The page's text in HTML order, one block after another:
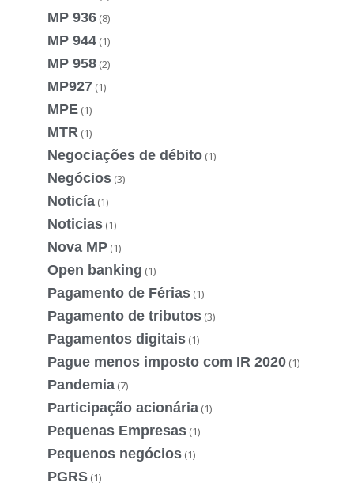
MP 936 (8)
MP 944 (1)
MP 958 (2)
MP927 (1)
MPE (1)
MTR (1)
Negociações de débito (1)
Negócios (3)
Noticía (1)
Noticias (1)
Nova MP (1)
Open banking (1)
Pagamento de Férias (1)
Pagamento de tributos (3)
Pagamentos digitais (1)
Pague menos imposto com IR 2020 (1)
Pandemia (7)
Participação acionária (1)
Pequenas Empresas (1)
Pequenos negócios (1)
PGRS (1)